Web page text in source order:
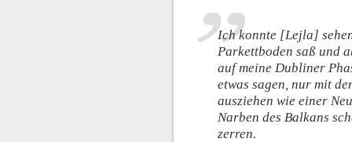
Ich konnte [Lejla]
Parkettboden saß und
auf meine Dubliner
etwas sagen, nur mit
ausziehen wie einer
Narben des Balkans
zerren.